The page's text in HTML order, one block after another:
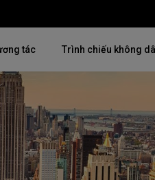
Khám phá máy
mại
Lắp đặt chuyên
tác Trình chiếu không